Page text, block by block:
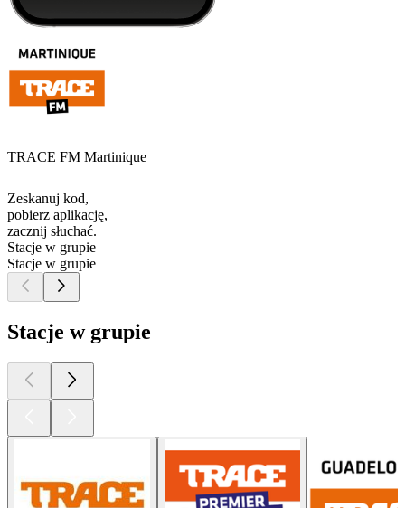
TRACE FM Martinique
Zeskanuj kod,
pobierz aplikację,
zacznij słuchać.
Stacje w grupie
Stacje w grupie
Stacje w grupie